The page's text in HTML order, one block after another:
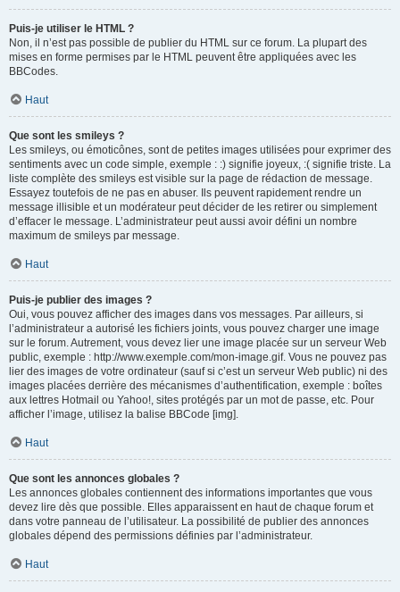
Puis-je utiliser le HTML ?
Non, il n’est pas possible de publier du HTML sur ce forum. La plupart des
mises en forme permises par le HTML peuvent être appliquées avec les
BBCodes.
Haut
Que sont les smileys ?
Les smileys, ou émoticônes, sont de petites images utilisées pour exprimer des
sentiments avec un code simple, exemple : :) signifie joyeux, :( signifie triste. La
liste complète des smileys est visible sur la page de rédaction de message.
Essayez toutefois de ne pas en abuser. Ils peuvent rapidement rendre un
message illisible et un modérateur peut décider de les retirer ou simplement
d’effacer le message. L’administrateur peut aussi avoir défini un nombre
maximum de smileys par message.
Haut
Puis-je publier des images ?
Oui, vous pouvez afficher des images dans vos messages. Par ailleurs, si
l’administrateur a autorisé les fichiers joints, vous pouvez charger une image
sur le forum. Autrement, vous devez lier une image placée sur un serveur Web
public, exemple : http://www.exemple.com/mon-image.gif. Vous ne pouvez pas
lier des images de votre ordinateur (sauf si c’est un serveur Web public) ni des
images placées derrière des mécanismes d’authentification, exemple : boîtes
aux lettres Hotmail ou Yahoo!, sites protégés par un mot de passe, etc. Pour
afficher l’image, utilisez la balise BBCode [img].
Haut
Que sont les annonces globales ?
Les annonces globales contiennent des informations importantes que vous
devez lire dès que possible. Elles apparaissent en haut de chaque forum et
dans votre panneau de l’utilisateur. La possibilité de publier des annonces
globales dépend des permissions définies par l’administrateur.
Haut